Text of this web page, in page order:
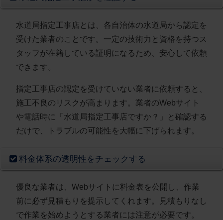
水道局指定工事店とは、各自治体の水道局から認定を
受けた業者のことです。一定の技術力と資格を持つス
タッフが在籍している証明になるため、安心して依頼
できます。
指定工事店の認定を受けていない業者に依頼すると、
施工不良のリスクが高まります。業者のWebサイト
や電話時に
「水道局指定工事店ですか？」と確認する
だけで、トラブルの可能性を大幅に下げられます。
料金体系の透明性をチェックする
優良な業者は、Webサイトに料金表を公開し、 作業
前に必ず見積もりを提示 してくれます。見積もりなし
で作業を始めようとする業者には注意が必要です。